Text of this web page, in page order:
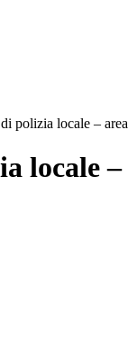
polizia locale –
locale